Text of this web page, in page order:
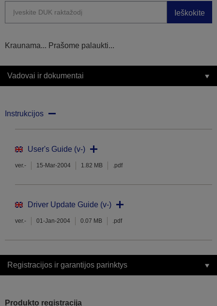
Ieškokite
Kraunama... Prašome palaukti...
Vadovai ir dokumentai
Instrukcijos
User's Guide (v-)
ver.- 15-Mar-2004 1.82 MB .pdf
Driver Update Guide (v-)
ver.- 01-Jan-2004 0.07 MB .pdf
Registracijos ir garantijos parinktys
Produkto registracija